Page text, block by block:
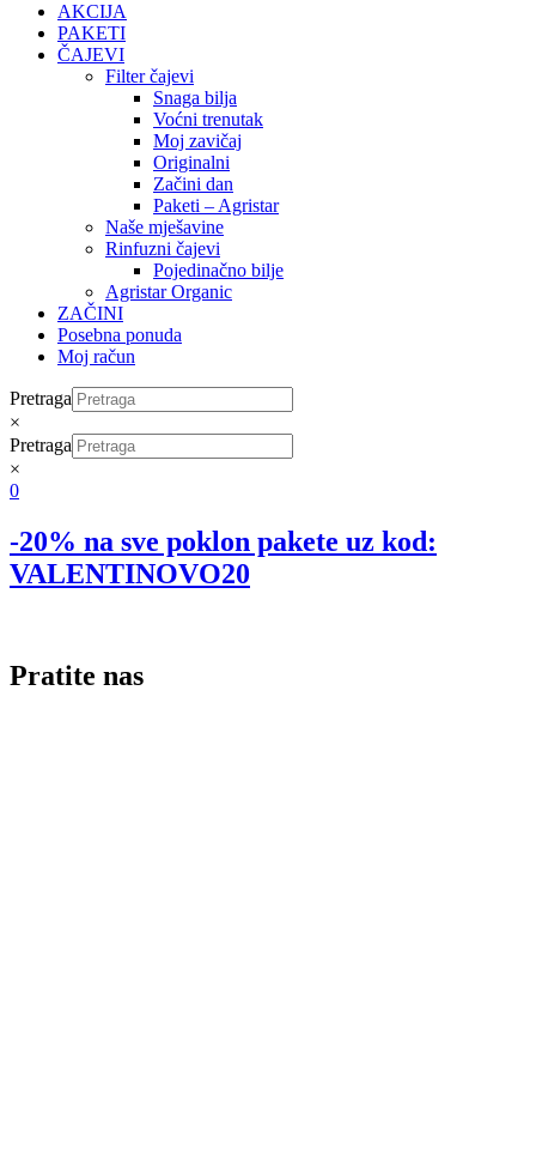
AKCIJA
PAKETI
ČAJEVI
Filter čajevi
Snaga bilja
Voćni trenutak
Moj zavičaj
Originalni
Začini dan
Paketi – Agristar
Naše mješavine
Rinfuzni čajevi
Pojedinačno bilje
Agristar Organic
ZAČINI
Posebna ponuda
Moj račun
Pretraga
×
Pretraga
×
0
-20% na sve poklon pakete uz kod:
VALENTINOVO20
Pratite nas